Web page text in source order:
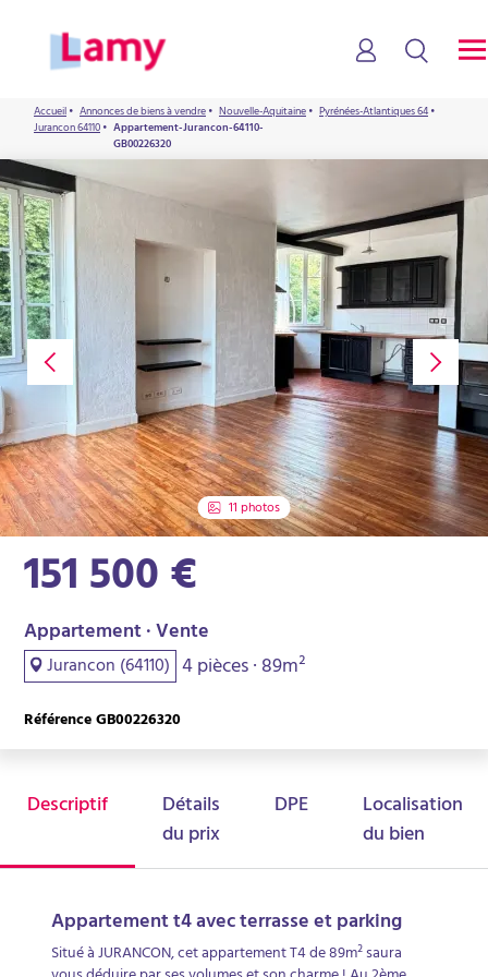
Accueil• Annonces de biens à vendre• Nouvelle-Aquitaine• Pyrénées-Atlantiques 64•
Jurancon 64110• Appartement-Jurancon-64110-
GB00226320
11 photos
Appartement · Vente
Jurancon (64110) 4 pièces · 89m²
151 500 €
Référence GB00226320
Descriptif Détails
du prix
DPE Localisation
du bien
Appartement t4 avec terrasse et parking
Situé à JURANCON, cet appartement T4 de 89m² saura